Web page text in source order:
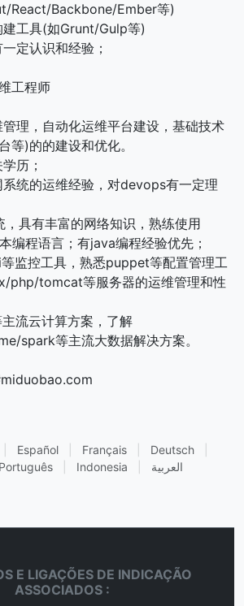
React/Backbone/Ember等)
工具(如Grunt/Gulp等)
定认识和经验；
工程师
理，自动化运维平台建设，基础技术
等)的的建设和优化。
历；
统的运维经验，对devops有一定理
具有丰富的网络知识，熟练使用
编程语言；有java编程经验优先；
监控工具，熟悉puppet等配置管理工
php/tomcat等服务器的运维管理和性
流云计算方案，了解
spark等主流大数据解决方案。
Español Français Deutsch
Português Indonesia العربية
E LIGAÇÕES DE INDICAÇÃO
ASSOCIADOS :